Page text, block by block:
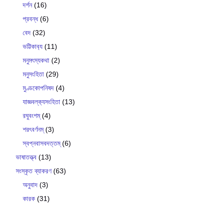
দর্শন(16)
প্রবন্ধ(6)
বেদ (32)
ভট্টিকাব‍্য (11)
মনুমৎস্যকথা (2)
মনুসংহিতা (29)
মুণ্ডকোপনিষদ (4)
যাজ্ঞবল্ক‍্যসংহিতা (13)
রঘুবংশম্(4)
শরৎবর্ণনম্(3)
স্বপ্নবাসবদত্তম্(6)
ভাষাতত্ত্ব (13)
সংস্কৃত ব্যাকরণ(63)
অনুবাদ (3)
কারক (31)